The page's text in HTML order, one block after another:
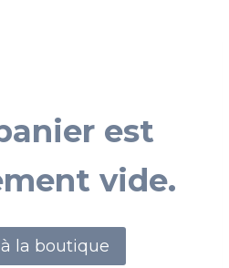
est
vide.
la boutique